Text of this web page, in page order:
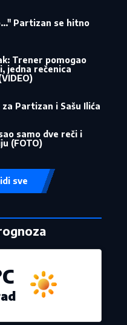
Partizan se hitno
Trener pomogao
jedna rečenica
Partizan i Sašu Ilića
samo dve reči i
(FOTO)
sve